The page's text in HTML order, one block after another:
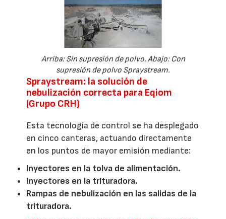
Arriba: Sin supresión de polvo. Abajo: Con
supresión de polvo Spraystream.
Spraystream: la solución de
nebulización correcta para Eqiom
(Grupo CRH)
Esta tecnología de control se ha desplegado
en cinco canteras, actuando directamente
en los puntos de mayor emisión mediante:
Inyectores en la tolva de alimentación.
Inyectores en la trituradora.
Rampas de nebulización en las salidas de la
trituradora.